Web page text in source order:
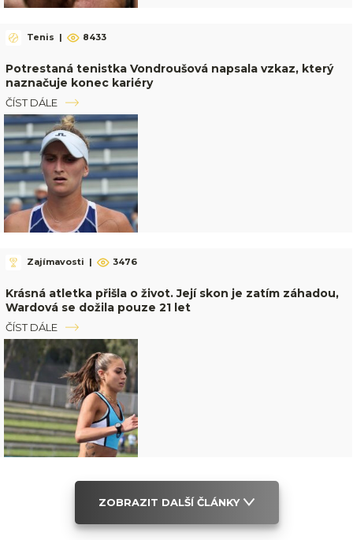
Tenis | 8433
Potrestaná tenistka Vondroušová napsala vzkaz, který
naznačuje konec kariéry
ČÍST DÁLE
Zajímavosti | 3476
Krásná atletka přišla o život. Její skon je zatím záhadou,
Wardová se dožila pouze 21 let
ČÍST DÁLE
ZOBRAZIT DALŠÍ ČLÁNKY